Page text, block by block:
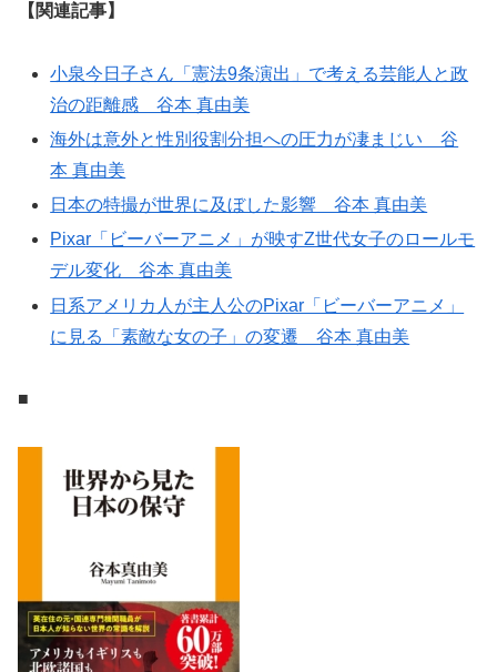
【関連記事】
小泉今日子さん「憲法9条演出」で考える芸能人と政
治の距離感 谷本 真由美
海外は意外と性別役割分担への圧力が凄まじい 谷
本 真由美
日本の特撮が世界に及ぼした影響 谷本 真由美
Pixar「ビーバーアニメ」が映すZ世代女子のロールモ
デル変化 谷本 真由美
日系アメリカ人が主人公のPixar「ビーバーアニメ」
に見る「素敵な女の子」の変遷 谷本 真由美
■